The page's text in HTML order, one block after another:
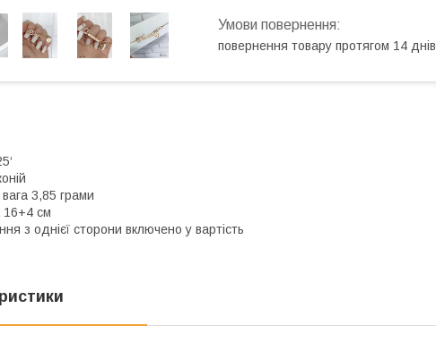
повернення товару протягом 14 днів
3,85 грами
16+4 см
з однієї сторони включено у вартість